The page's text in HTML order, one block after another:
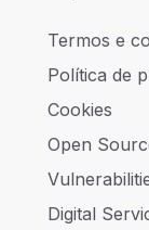
Termos e
Política de
Cookies
Open
Digital